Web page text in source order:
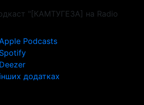
"[КАМТУГЕЗА] на Radio
Podcasts
додатках